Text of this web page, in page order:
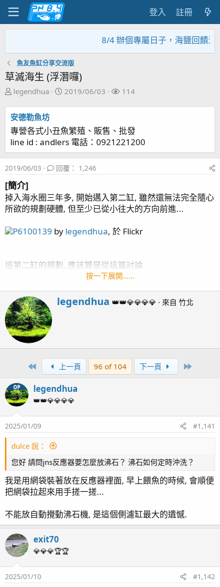
登入 註冊
8/4 辦個專屬日子，海鹽回饋活
魚友魚缸分享交流版
草滅海生 (浮潛囉)
主
發
起
人
legendhua
開
2019/06/03
關
114
安德勒魚坊
專營各式小丑魚繁殖、販售、批發
line id : andlers 電話：0921221200
2019/06/03 回覆： 1,246
[簡介]
掉入海水圈三年多, 開始邁入第二缸, 雖然還無法完全隨心
所欲的規劃硬體, 但至少已從小往大的方向前進...
P6100139 by legendhua, 於 Flickr
這第二缸的規劃, 應該算是從這篇討論
http://www.ph84.idv.tw/vbb/showthread.php?
特別要感謝 扁魚 跟 阿帆 幫忙提了很多會遇到的問題及想
法!
差點忘了還要感謝 海夢老闆 幫我從美國買了些器材回
來...
四呎側濾缸
主馬:Kraken DC-6500
蛋白: Red Sea Reefer Skimmer 600
控制: APEX 2016
造浪:APEX WAV*1 , Nero5* 32,
DMP20M*2
滴定:中藍*3Simalai 4頭滴定 *2 , RedSea 4頭滴定 *1
監測: KHGKHA
燈具: AD2 T5*2, AI 52HD*3,HME Block2*1 , AI Blade
*2
藻桶: Tunze 3181
反應器: AQUA MEDI multi reactor S (GFO & 活性碳)
溫控: 分離式冷水機
生物系統: AquaForest
停電方案: UPS (APC BE550G) + 打氣機 (Ehiem air
pump400)
按一下展開……
W
e
n
b
legendhua 👑👑💎💎💎💎 · 來自 竹北
First 上一頁 96 of 104 下一頁
OP legendhua
👑👑💎💎💎💎
2025/01/09 #1,141
dulce 說：
您好 請問jns反應器要怎麼放沸石？ 沸石如何定時沖洗？
我是用網袋裝著放在反應器裡面, 早上餵魚的時候, 會順便
把網袋拉起來用手搓一搓...
不能放自動攪動沸石機, 是這個側濾缸最大的遺憾.
exit70
💎💎💎🏆🏆
2025/01/10 #1,142